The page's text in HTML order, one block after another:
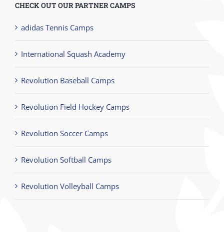
CHECK OUT OUR PARTNER CAMPS
adidas Tennis Camps
International Squash Academy
Revolution Baseball Camps
Revolution Field Hockey Camps
Revolution Soccer Camps
Revolution Softball Camps
Revolution Volleyball Camps